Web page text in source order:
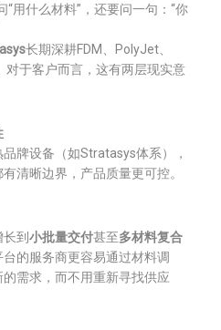
用什么材料”，还要问一句：“你
长期深耕FDM、PolyJet、
对于客户而言，这有两层现实意
牌设备（如Stratasys体系），
清晰边界，产品质量更可控。
长到 小批量交付甚至多材料复合
台的服务商更容易通过材料调
需求，而不用重新寻找供应